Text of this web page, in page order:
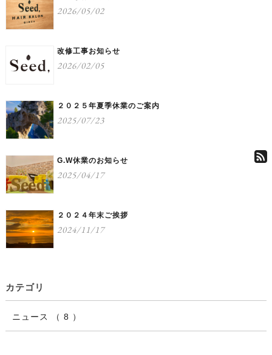
2026/05/02
改修工事お知らせ
2026/02/05
２０２５年夏季休業のご案内
2025/07/23
G.W休業のお知らせ
2025/04/17
２０２４年末ご挨拶
2024/11/17
カテゴリ
ニュース （ 8 ）